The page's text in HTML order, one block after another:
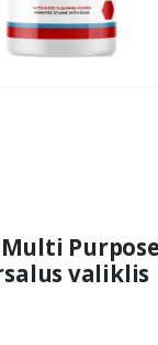
Multi
valiklis